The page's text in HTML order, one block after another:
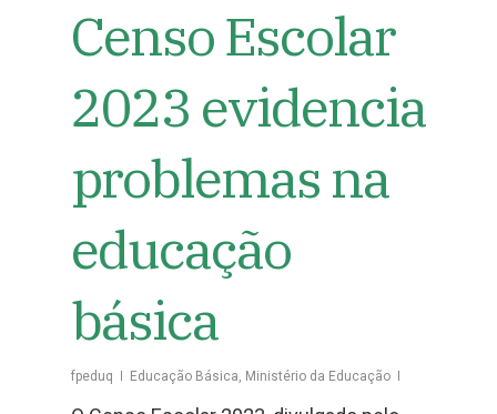
Censo Escolar
2023 evidencia
problemas na
educação
básica
fpeduq Educação Básica, Ministério da Educação